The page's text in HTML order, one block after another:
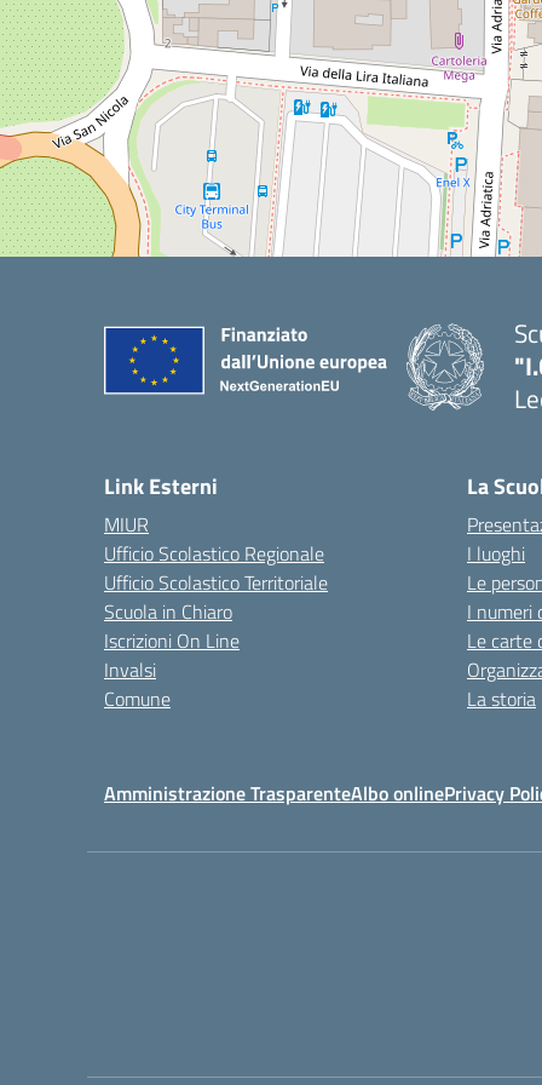
Link Esterni
MIUR
Ufficio Scolastico Regionale
Ufficio Scolastico Territoriale
Scuola in Chiaro
Iscrizioni On Line
Invalsi
Comune
La
I luoghi
Le
I numeri
Le carte
La storia
Amministrazione TrasparenteAlbo onlinePrivacy